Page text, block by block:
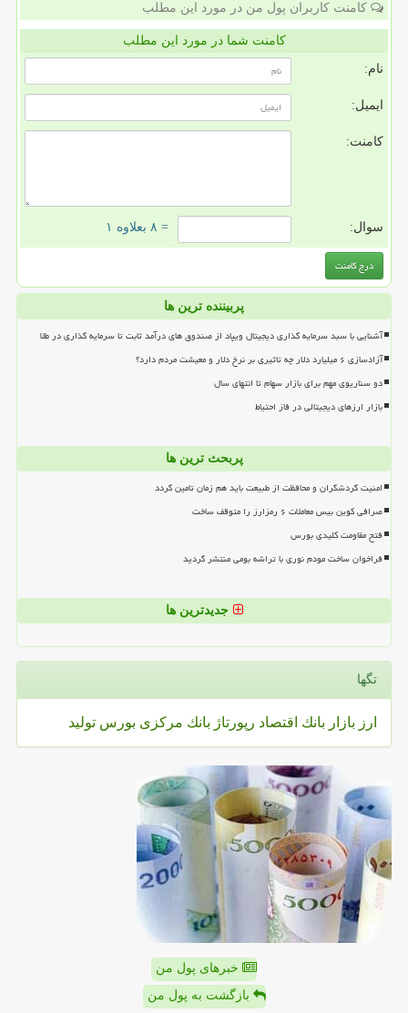
کامنت کاربران پول من در مورد این مطلب
کامنت شما در مورد این مطلب
نام:
ایمیل:
کامنت:
سوال: = ۸ بعلاوه ۱
پربیننده ترین ها
آشنایی با سبد سرمایه گذاری دیجیتال ویپاد از صندوق های درآمد ثابت تا سرمایه گذاری در طلا
آزادسازی ۶ میلیارد دلار چه تاثیری بر نرخ دلار و معیشت مردم دارد؟
دو سناریوی مهم برای بازار سهام تا انتهای سال
بازار ارزهای دیجیتالی در فاز احتیاط
پربحث ترین ها
امنیت گردشگران و محافظت از طبیعت باید هم زمان تامین گردد
صرافی کوین بیس معاملات ۶ رمزارز را متوقف ساخت
فتح مقاومت کلیدی بورس
فراخوان ساخت مودم نوری با تراشه بومی منتشر گردید
جدیدترین ها
تگها
ارز بازار بانك اقتصاد رپورتاژ بانك مركزی بورس تولید
خبرهای پول من
بازگشت به پول من